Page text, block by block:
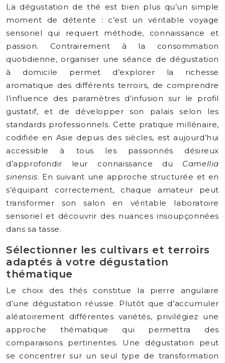
La dégustation de thé est bien plus qu’un simple
moment de détente : c’est un véritable voyage
sensoriel qui requiert méthode, connaissance et
passion. Contrairement à la consommation
quotidienne, organiser une séance de dégustation
à domicile permet d’explorer la richesse
aromatique des différents terroirs, de comprendre
l’influence des paramètres d’infusion sur le profil
gustatif, et de développer son palais selon les
standards professionnels. Cette pratique millénaire,
codifiée en Asie depuis des siècles, est aujourd’hui
accessible à tous les passionnés désireux
d’approfondir leur connaissance du Camellia
sinensis. En suivant une approche structurée et en
s’équipant correctement, chaque amateur peut
transformer son salon en véritable laboratoire
sensoriel et découvrir des nuances insoupçonnées
dans sa tasse.
Sélectionner les cultivars et terroirs
adaptés à votre dégustation
thématique
Le choix des thés constitue la pierre angulaire
d’une dégustation réussie. Plutôt que d’accumuler
aléatoirement différentes variétés, privilégiez une
approche thématique qui permettra des
comparaisons pertinentes. Une dégustation peut
se concentrer sur un seul type de transformation